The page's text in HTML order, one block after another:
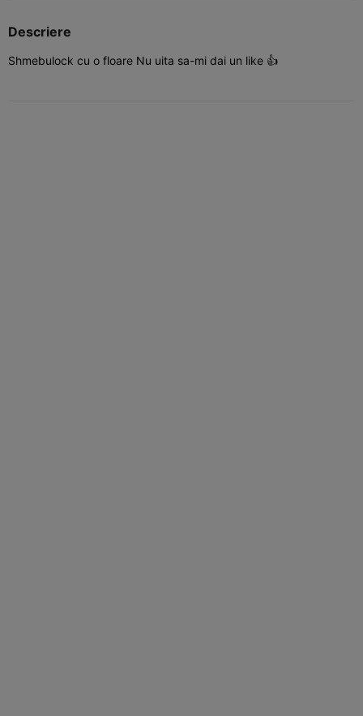
Descriere
Shmebulock cu o floare Nu uita sa-mi dai un like 👍